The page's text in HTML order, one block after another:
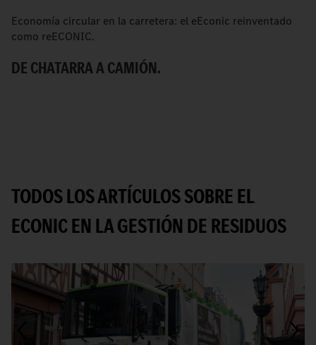
Economía circular en la carretera: el eEconic reinventado
como reECONIC.
DE CHATARRA A CAMIÓN.
TODOS LOS ARTÍCULOS SOBRE EL
ECONIC EN LA GESTIÓN DE RESIDUOS